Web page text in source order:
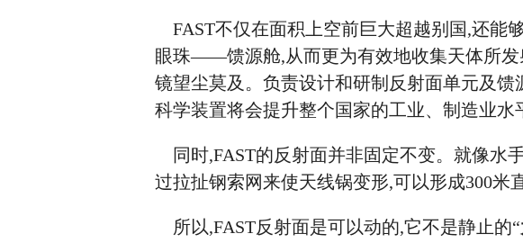
FAST不仅在面积上空前巨大超越别国,还能
眼珠——馈源舱,从而更为有效地收集天体所
镜望尘莫及。负责设计和研制反射面单元及
科学装置将会提升整个国家的工业、制造业水
同时,FAST的反射面并非固定不变。就像水
过拉扯钢索网来使天线锅变形,可以形成300米
所以,FAST反射面是可以动的,它不是静止的“